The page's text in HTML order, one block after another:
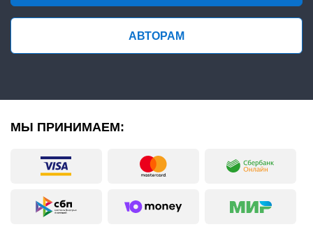
АВТОРАМ
МЫ ПРИНИМАЕМ: